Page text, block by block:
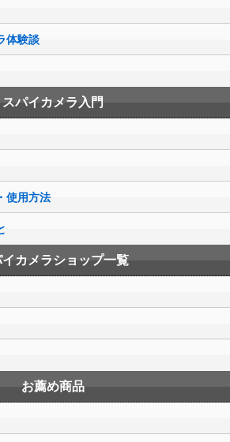
体験談
スパイカメラ入門
使用方法
イカメラショップ一覧
お薦め商品